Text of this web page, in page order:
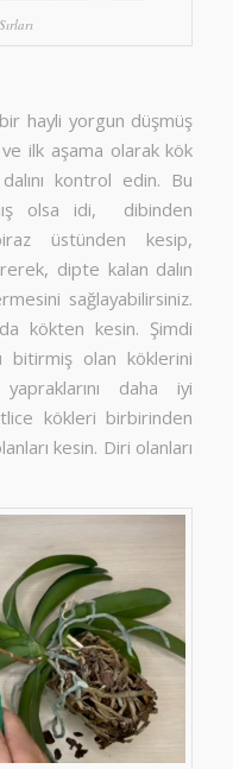
hayli yorgun düşmüş
ve ilk aşama olarak kök
dalını kontrol edin. Bu
olsa idi, dibinden
üstünden kesip,
dipte kalan dalın
sağlayabilirsiniz.
kökten kesin. Şimdi
bitirmiş olan köklerini
daha iyi
kökleri birbirinden
kesin. Diri olanları